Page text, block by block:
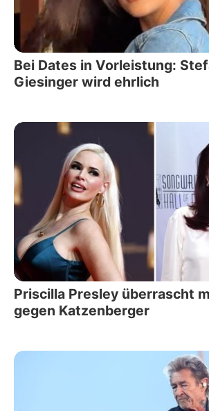
Bei Dates in Vorleistung:
Giesinger wird ehrlich
Priscilla Presley überrascht
gegen Katzenberger